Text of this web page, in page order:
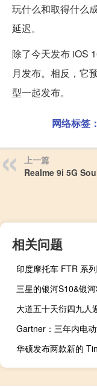
玩什么和取得什么
延迟。
除了今天发布 iOS
月发布。相反，它
型一起发布。
网络标签：
上一篇
Realme 9i 5G
相关问题